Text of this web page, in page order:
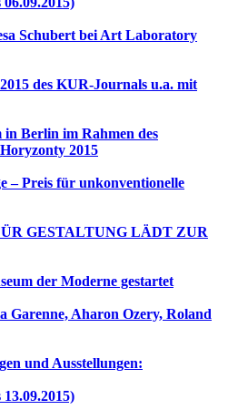
Schubert bei Art Laboratory
des KUR-Journals u.a. mit
in Berlin im Rahmen des
2015
– Preis für unkonventionelle
GESTALTUNG LÄDT ZUR
der Moderne gestartet
Garenne, Aharon Ozery, Roland
und Ausstellungen: